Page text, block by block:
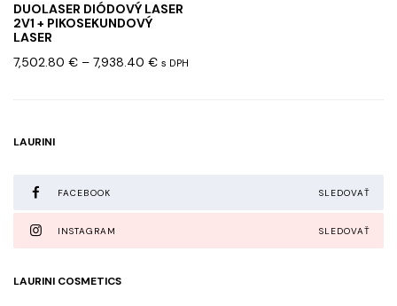
produktu.
DUOLASER DIÓDOVÝ LASER
2V1 + PIKOSEKUNDOVÝ
LASER
7,502.80 € – 7,938.40 €Price
s DPH
LAURINI
FACEBOOK SLEDOVAŤ
INSTAGRAM SLEDOVAŤ
LAURINI COSMETICS